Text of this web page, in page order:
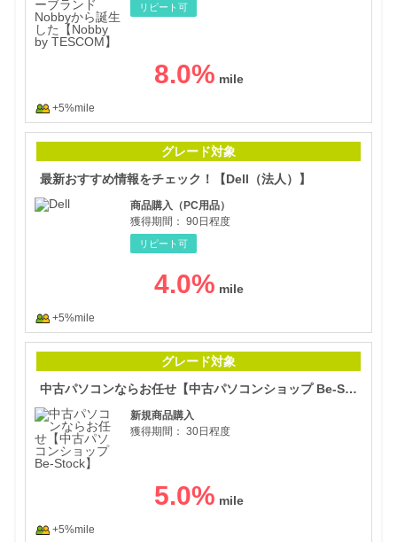
リピート可
8.0%
+5%mile
グレード対象
最新おすすめ情報をチェック！【Dell（法人）】
商品購入（PC用品）
獲得期間： 90日程度
リピート可
4.0%
+5%mile
グレード対象
中古パソコンならお任せ【中古パソコンショップ Be-Stock】
新規商品購入
獲得期間： 30日程度
5.0%
+5%mile